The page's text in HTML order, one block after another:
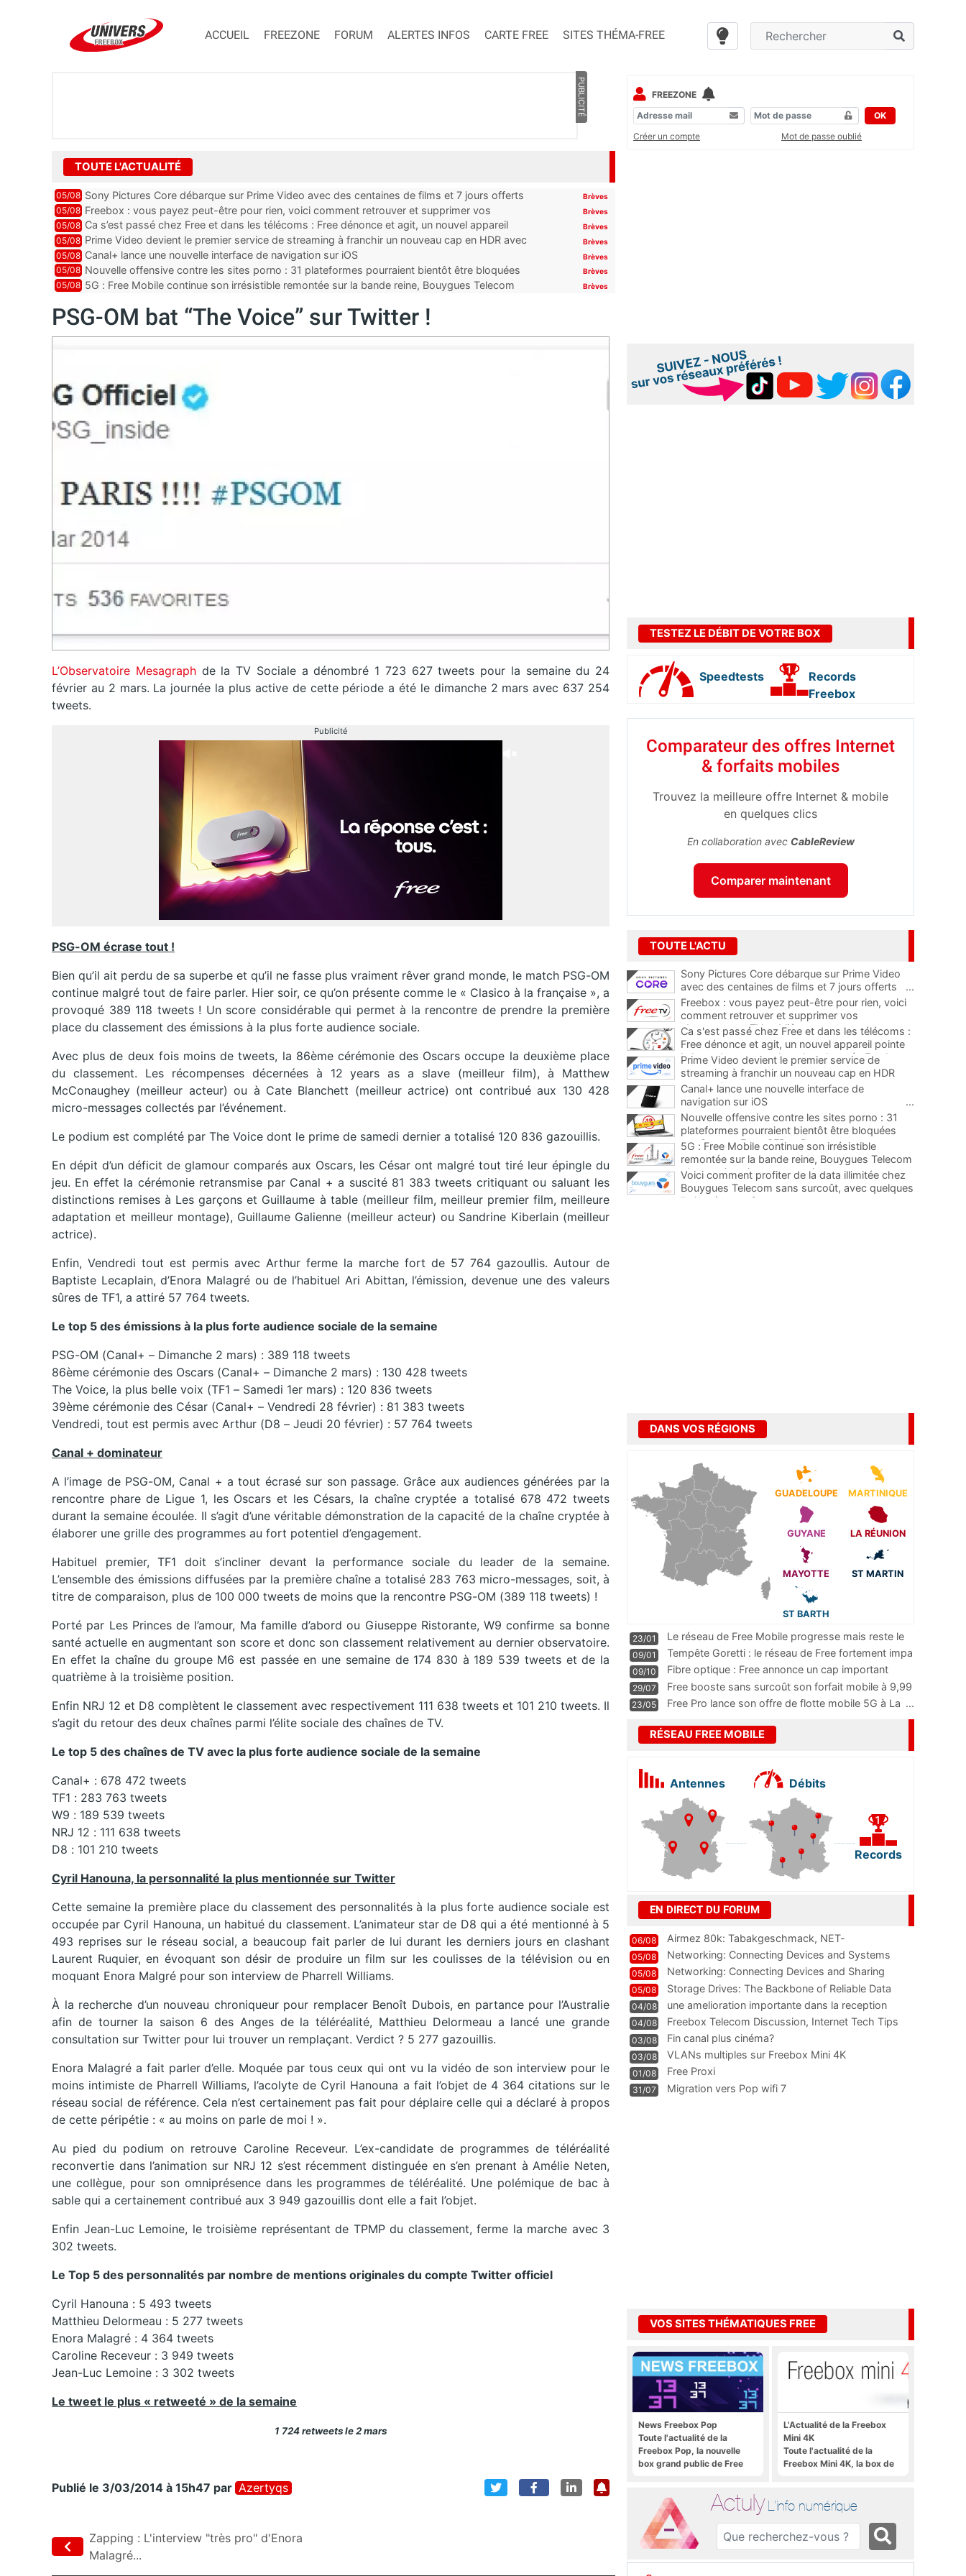
ACCUEIL FREEZONE FORUM ALERTES INFOS CARTE FREE SITES THÉMA-FREE
PUBLICITÉ
TOUTE L'ACTUALITÉ
05/08 Sony Pictures Core débarque sur Prime Video avec des centaines de films et 7 jours offerts Brèves
05/08 Freebox : vous payez peut-être pour rien, voici comment retrouver et supprimer vos
abonnements TV oubliés
Brèves
05/08 Ca s’est passé chez Free et dans les télécoms : Free dénonce et agit, un nouvel appareil
pointe le bout de...
Brèves
05/08 Prime Video devient le premier service de streaming à franchir un nouveau cap en HDR avec
ce lancement
Brèves
05/08 Canal+ lance une nouvelle interface de navigation sur iOS Brèves
05/08 Nouvelle offensive contre les sites porno : 31 plateformes pourraient bientôt être bloquées
par Orange, Free, SF...
Brèves
05/08 5G : Free Mobile continue son irrésistible remontée sur la bande reine, Bouygues Telecom
Brèves
PSG-OM bat “The Voice” sur Twitter !
L’Observatoire Mesagraphde la TV Sociale a dénombré 1 723 627 tweets pour la semaine du 24
février au 2 mars. La journée la plus active de cette période a été le dimanche 2 mars avec 637 254
tweets.
Publicité
PSG-OM écrase tout !
Bien qu’il ait perdu de sa superbe et qu’il ne fasse plus vraiment rêver grand monde, le match PSG-OM
continue malgré tout de faire parler. Hier soir, ce qu’on présente comme le « Clasico à la française », a
provoqué 389 118 tweets ! Un score considérable qui permet à la rencontre de prendre la première
place du classement des émissions à la plus forte audience sociale.
Avec plus de deux fois moins de tweets, la 86ème cérémonie des Oscars occupe la deuxième place
du classement. Les récompenses décernées à 12 years as a slave (meilleur film), à Matthew
McConaughey (meilleur acteur) ou à Cate Blanchett (meilleur actrice) ont contribué aux 130 428
micro-messages collectés par l’événement.
Le podium est complété par The Voice dont le prime de samedi dernier a totalisé 120 836 gazouillis.
En dépit d’un déficit de glamour comparés aux Oscars, les César ont malgré tout tiré leur épingle du
jeu. En effet la cérémonie retransmise par Canal + a suscité 81 383 tweets critiquant ou saluant les
distinctions remises à Les garçons et Guillaume à table (meilleur film, meilleur premier film, meilleure
adaptation et meilleur montage), Guillaume Galienne (meilleur acteur) ou Sandrine Kiberlain (meilleur
actrice).
Enfin, Vendredi tout est permis avec Arthur ferme la marche fort de 57 764 gazoullis. Autour de
Baptiste Lecaplain, d’Enora Malagré ou de l’habituel Ari Abittan, l’émission, devenue une des valeurs
sûres de TF1, a attiré 57 764 tweets.
Le top 5 des émissions à la plus forte audience sociale de la semaine
PSG-OM (Canal+ – Dimanche 2 mars) : 389 118 tweets
86ème cérémonie des Oscars (Canal+ – Dimanche 2 mars) : 130 428 tweets
The Voice, la plus belle voix (TF1 – Samedi 1er mars) : 120 836 tweets
39ème cérémonie des César (Canal+ – Vendredi 28 février) : 81 383 tweets
Vendredi, tout est permis avec Arthur (D8 – Jeudi 20 février) : 57 764 tweets
Canal + dominateur
A l’image de PSG-OM, Canal + a tout écrasé sur son passage. Grâce aux audiences générées par la
rencontre phare de Ligue 1, les Oscars et les Césars, la chaîne cryptée a totalisé 678 472 tweets
durant la semaine écoulée. Il s’agit d’une véritable démonstration de la capacité de la chaîne cryptée à
élaborer une grille des programmes au fort potentiel d’engagement.
Habituel premier, TF1 doit s’incliner devant la performance sociale du leader de la semaine.
L’ensemble des émissions diffusées par la première chaîne a totalisé 283 763 micro-messages, soit, à
titre de comparaison, plus de 100 000 tweets de moins que la rencontre PSG-OM (389 118 tweets) !
Porté par Les Princes de l’amour, Ma famille d’abord ou Giuseppe Ristorante, W9 confirme sa bonne
santé actuelle en augmentant son score et donc son classement relativement au dernier observatoire.
En effet la chaîne du groupe M6 est passée en une semaine de 174 830 à 189 539 tweets et de la
quatrième à la troisième position.
Enfin NRJ 12 et D8 complètent le classement avec respectivement 111 638 tweets et 101 210 tweets. Il
s’agit du retour des deux chaînes parmi l’élite sociale des chaînes de TV.
Le top 5 des chaînes de TV avec la plus forte audience sociale de la semaine
Canal+ : 678 472 tweets
TF1 : 283 763 tweets
W9 : 189 539 tweets
NRJ 12 : 111 638 tweets
D8 : 101 210 tweets
Cyril Hanouna, la personnalité la plus mentionnée sur Twitter
Cette semaine la première place du classement des personnalités à la plus forte audience sociale est
occupée par Cyril Hanouna, un habitué du classement. L’animateur star de D8 qui a été mentionné à 5
493 reprises sur le réseau social, a beaucoup fait parler de lui durant les derniers jours en clashant
Laurent Ruquier, en évoquant son désir de produire un film sur les coulisses de la télévision ou en
moquant Enora Malgré pour son interview de Pharrell Williams.
À la recherche d’un nouveau chroniqueur pour remplacer Benoît Dubois, en partance pour l’Australie
afin de tourner la saison 6 des Anges de la téléréalité, Matthieu Delormeau a lancé une grande
consultation sur Twitter pour lui trouver un remplaçant. Verdict ? 5 277 gazouillis.
Enora Malagré a fait parler d’elle. Moquée par tous ceux qui ont vu la vidéo de son interview pour le
moins intimiste de Pharrell Williams, l’acolyte de Cyril Hanouna a fait l’objet de 4 364 citations sur le
réseau social de référence. Cela n’est certainement pas fait pour déplaire celle qui a déclaré à propos
de cette péripétie : « au moins on parle de moi ! ».
Au pied du podium on retrouve Caroline Receveur. L’ex-candidate de programmes de téléréalité
reconvertie dans l’animation sur NRJ 12 s’est récemment distinguée en s’en prenant à Amélie Neten,
une collègue, pour son omniprésence dans les programmes de téléréalité. Une polémique de bac à
sable qui a certainement contribué aux 3 949 gazouillis dont elle a fait l’objet.
Enfin Jean-Luc Lemoine, le troisième représentant de TPMP du classement, ferme la marche avec 3
302 tweets.
Le Top 5 des personnalités par nombre de mentions originales du compte Twitter officiel
Cyril Hanouna : 5 493 tweets
Matthieu Delormeau : 5 277 tweets
Enora Malagré : 4 364 tweets
Caroline Receveur : 3 949 tweets
Jean-Luc Lemoine : 3 302 tweets
Le tweet le plus « retweeté » de la semaine
1 724 retweets le 2 mars
Publié le 3/03/2014 à 15h47 par Azertyqs
Zapping : L'interview "très pro" d'Enora
Malagré...
FREEZONE
OK
Créer un compte
Mot de passe oublié
TESTEZ LE DÉBIT DE VOTRE BOX
Speedtests
Records
Freebox
Comparateur des offres Internet
& forfaits mobiles
Trouvez la meilleure offre Internet & mobile
en quelques clics
En collaboration avec CableReview
Comparer maintenant
TOUTE L'ACTU
Sony Pictures Core débarque sur Prime Video
avec des centaines de films et 7 jours offerts
...
Freebox : vous payez peut-être pour rien, voici
comment retrouver et supprimer vos
abonnements TV oubliés
...
Ca s'est passé chez Free et dans les télécoms :
Free dénonce et agit, un nouvel appareil pointe
le bout de son nez chez des abonnés Freebox...
Prime Video devient le premier service de
streaming à franchir un nouveau cap en HDR
avec ce lancement
Canal+ lance une nouvelle interface de
navigation sur iOS
...
Nouvelle offensive contre les sites porno : 31
plateformes pourraient bientôt être bloquées
par Orange, Free, SFR et Bouygues
5G : Free Mobile continue son irrésistible
remontée sur la bande reine, Bouygues Telecom
plus que jamais sous pression
Voici comment profiter de la data illimitée chez
Bouygues Telecom sans surcoût, avec quelques
limites à connaître
DANS VOS RÉGIONS
GUADELOUPE MARTINIQUE
GUYANE LA RÉUNION
MAYOTTE ST MARTIN
ST BARTH
23/01
Le réseau de Free Mobile progresse mais reste le
m
...
09/01
Tempête Goretti : le réseau de Free fortement impa
09/10
Fibre optique : Free annonce un cap important
pass
...
29/07
Free booste sans surcoût son forfait mobile à 9,99
23/05 Free Pro lance son offre de flotte mobile 5G à La ...
RÉSEAU FREE MOBILE
Antennes Débits
Records
EN DIRECT DU FORUM
06/08
Airmez 80k: Tabakgeschmack, NET-
Technologie und Leistung im
05/08 Networking: Connecting Devices and Systems
05/08
Networking: Connecting Devices and Sharing
Information
05/08
Storage Drives: The Backbone of Reliable Data
Management
04/08
une amelioration importante dans la reception
WIFI
04/08
Freebox Telecom Discussion, Internet Tech Tips
Communi
03/08 Fin canal plus cinéma?
03/08 VLANs multiples sur Freebox Mini 4K
01/08 Free Proxi
31/07 Migration vers Pop wifi 7
VOS SITES THÉMATIQUES FREE
News Freebox Pop
Toute l'actualité de la
Freebox Pop, la nouvelle
box grand public de Free
L'Actualité de la Freebox
Mini 4K
Toute l'actualité de la
Freebox Mini 4K, la box de
Actuly L'info numérique